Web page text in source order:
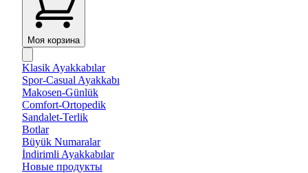
Моя корзина
Klasik Ayakkabılar
Spor-Casual Ayakkabı
Makosen-Günlük
Comfort-Ortopedik
Sandalet-Terlik
Botlar
Büyük Numaralar
İndirimli Ayakkabılar
Новые продукты